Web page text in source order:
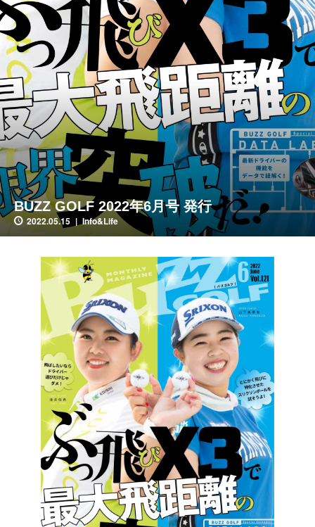
BUZZ GOLF 2022年6月号 発行
2022.05.15 Info&Life